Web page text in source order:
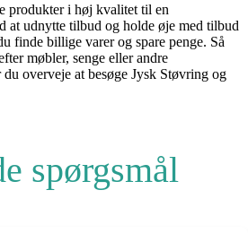
produkter i høj kvalitet til en
at udnytte tilbud og holde øje med tilbud
finde billige varer og spare penge. Så
møbler, senge eller andre
overveje at besøge Jysk Støvring og
spørgsmål